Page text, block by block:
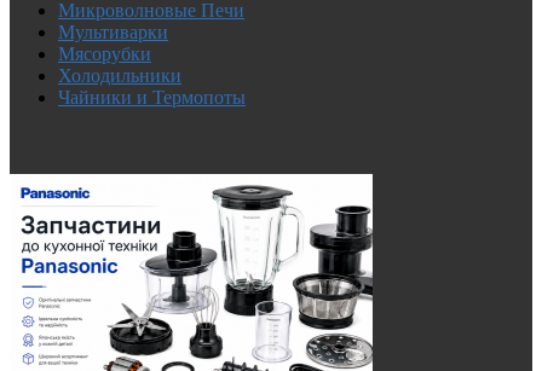
Микроволновые Печи
Мультиварки
Мясорубки
Холодильники
Чайники и Термопоты